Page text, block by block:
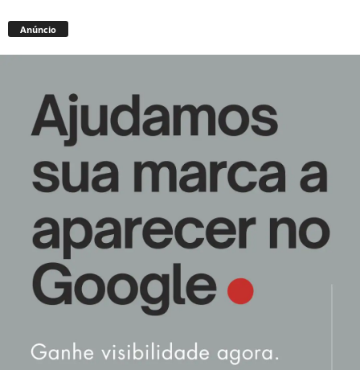
Anúncio